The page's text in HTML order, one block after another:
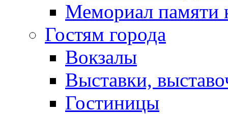
Мемориал памяти
Гостям города
Вокзалы
Выставки,
Гостиницы